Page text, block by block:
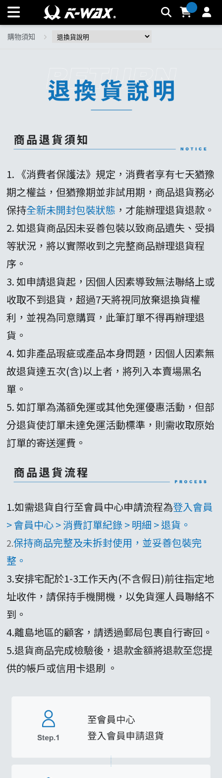
退換貨說明 | K-WAX台灣汽車美容材料
購物須知
1. 《消費者保護法》規定，消費者享有七天猶豫
期之權益，但猶豫期並非試用期，商品退貨務必
保持全新未開封包裝狀態 ，才能辦理退貨退款。
2. 如退貨商品因未妥善包裝以致商品遺失、受損
等狀況，將以實際收到之完整商品辦理退貨程
序。
3. 如申請退貨起，因個人因素導致無法聯絡上或
收取不到退貨，超過7天將視同放棄退換貨權
利，並視為同意購買，此筆訂單不得再辦理退
貨。
4. 如非產品瑕疵或產品本身問題，因個人因素無
故退貨達五次(含)以上者，將列入本賣場黑名
單。
5. 如訂單為滿額免運或其他免運優惠活動，但部
分退貨使訂單未達免運活動標準，則需收取原始
訂單的寄送運費。
1.如需退貨自行至會員中心申請流程為登入會員
> 會員中心 > 消費訂單紀錄 > 明細 > 退貨。
2.保持商品完整及未拆封使用，並妥善包裝完
整。
3.安排宅配於1-3工作天內(不含假日)前往指定地
址收件，請保持手機開機，以免貨運人員聯絡不
到。
4.離島地區的顧客，請透過郵局包裹自行寄回。
5.退貨商品完成檢驗後，退款金額將退款至您提
供的帳戶或信用卡退刷 。